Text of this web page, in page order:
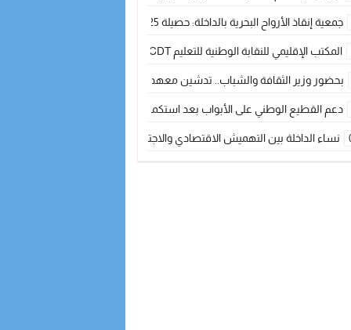
جمعية إنقاذ الأرواح البحرية بالداخلة: حصيلة 2025 بين مهام الإنقاذ ومشروع “دار البحار”
المكتب الإقليمي للنقابة الوطنية للتعليم CDT يجتمع مع المدير الإقليمي لمناقشة ملفات جوهرية لنساء ورجال التعليم
بحضور وزير الثقافة والشباب.. تدشين معهد الموسيقى والفنون الكوريغرافية بالداخلة
دعم القطيع الوطني على الأبواب بعد استكمال الترقيم… الفلاحة المغربية
نساء الداخلة بين التهميش الاقتصادي والاجتماعي… في المؤسسات الإنتاجية